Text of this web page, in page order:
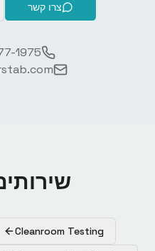
צרו קשר
1975
Cleanroom Testing